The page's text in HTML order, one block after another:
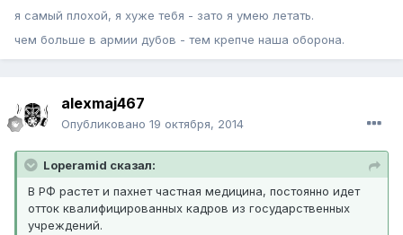
я самый плохой, я хуже тебя - зато я умею летать.
чем больше в армии дубов - тем крепче наша оборона.
alexmaj467
Опубликовано 19 октября, 2014
Loperamid сказал:
В РФ растет и пахнет частная медицина, постоянно идет
отток квалифицированных кадров из государственных
учреждений.